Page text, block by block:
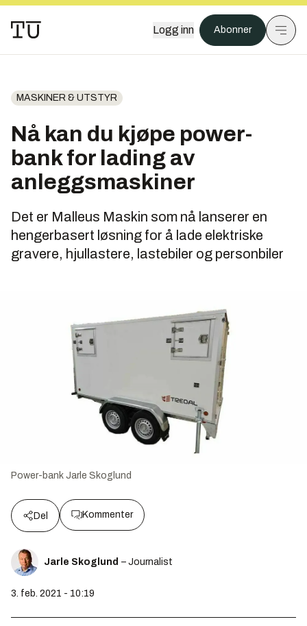
Logg inn Abonner
MASKINER & UTSTYR
Nå kan du kjøpe power-
bank for lading av
anleggsmaskiner
Det er Malleus Maskin som nå lanserer en
hengerbasert løsning for å lade elektriske
gravere, hjullastere, lastebiler og personbiler
Power-bank Jarle Skoglund
Del Kommenter
Jarle Skoglund – Journalist
3. feb. 2021 - 10:19